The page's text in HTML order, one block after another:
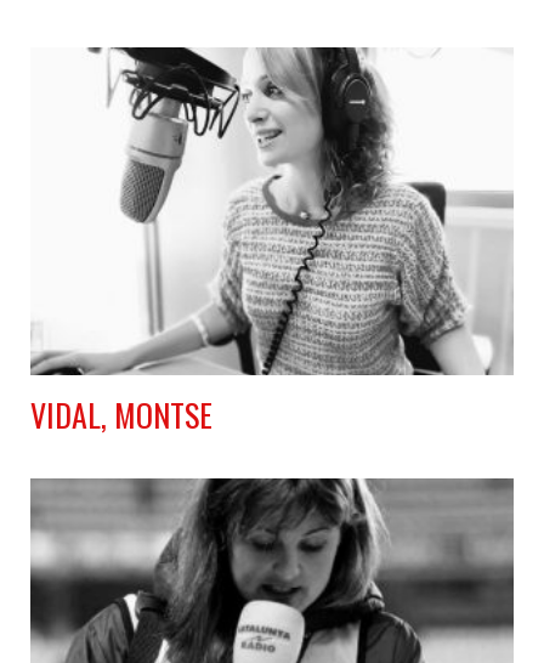
VIDAL, MONTSE